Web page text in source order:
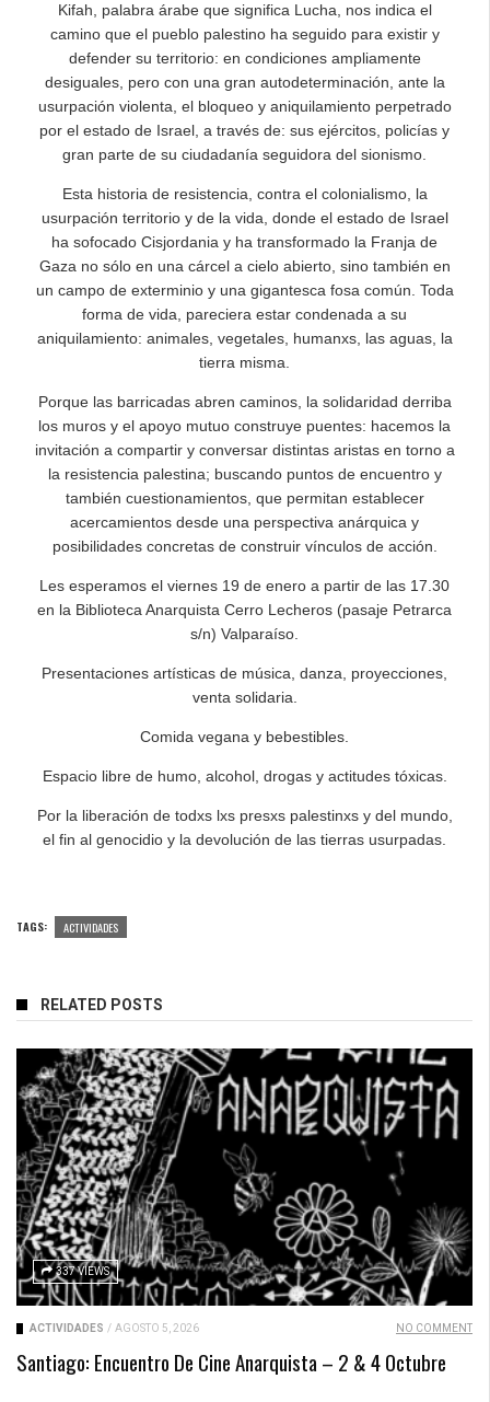
Kifah, palabra árabe que significa Lucha, nos indica el
camino que el pueblo palestino ha seguido para existir y
defender su territorio: en condiciones ampliamente
desiguales, pero con una gran autodeterminación, ante la
usurpación violenta, el bloqueo y aniquilamiento perpetrado
por el estado de Israel, a través de: sus ejércitos, policías y
gran parte de su ciudadanía seguidora del sionismo.
Esta historia de resistencia, contra el colonialismo, la
usurpación territorio y de la vida, donde el estado de Israel
ha sofocado Cisjordania y ha transformado la Franja de
Gaza no sólo en una cárcel a cielo abierto, sino también en
un campo de exterminio y una gigantesca fosa común. Toda
forma de vida, pareciera estar condenada a su
aniquilamiento: animales, vegetales, humanxs, las aguas, la
tierra misma.
Porque las barricadas abren caminos, la solidaridad derriba
los muros y el apoyo mutuo construye puentes: hacemos la
invitación a compartir y conversar distintas aristas en torno a
la resistencia palestina; buscando puntos de encuentro y
también cuestionamientos, que permitan establecer
acercamientos desde una perspectiva anárquica y
posibilidades concretas de construir vínculos de acción.
Les esperamos el viernes 19 de enero a partir de las 17.30
en la Biblioteca Anarquista Cerro Lecheros (pasaje Petrarca
s/n) Valparaíso.
Presentaciones artísticas de música, danza, proyecciones,
venta solidaria.
Comida vegana y bebestibles.
Espacio libre de humo, alcohol, drogas y actitudes tóxicas.
Por la liberación de todxs lxs presxs palestinxs y del mundo,
el fin al genocidio y la devolución de las tierras usurpadas.
TAGS: ACTIVIDADES
RELATED POSTS
337 VIEWS
ACTIVIDADES / AGOSTO 5, 2026 NO COMMENT
Santiago: Encuentro De Cine Anarquista – 2 & 4 Octubre